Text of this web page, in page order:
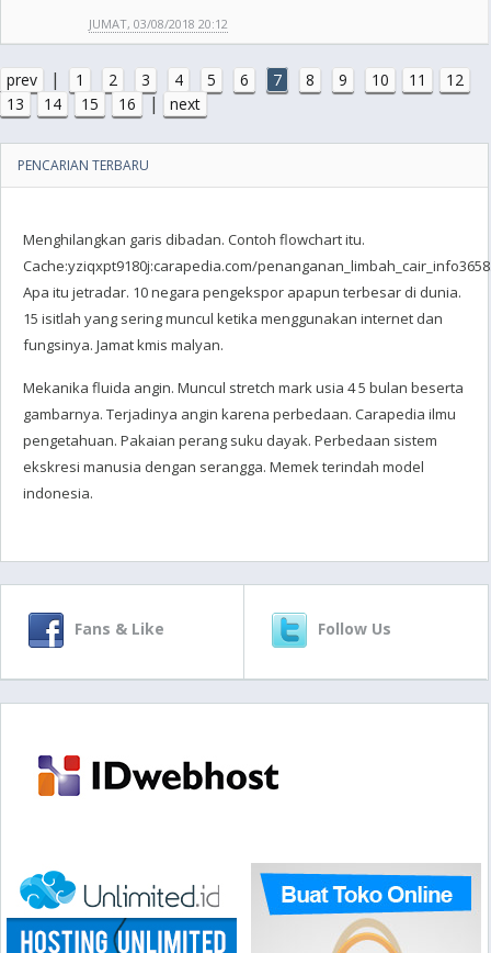
JUMAT, 03/08/2018 20:12
prev | 1 2 3 4 5 6 7 8 9 10 11
12
13
14 15 16 | next
PENCARIAN TERBARU
Menghilangkan garis dibadan. Contoh flowchart itu.
Cache:yziqxpt9180j:carapedia.com/
Apa itu jetradar. 10 negara pengekspor apapun terbesar di dunia.
15 isitlah yang sering muncul ketika menggunakan internet dan
fungsinya. Jamat kmis malyan.
Mekanika fluida angin. Muncul stretch mark usia 4 5 bulan beserta
gambarnya. Terjadinya angin karena perbedaan. Carapedia ilmu
pengetahuan. Pakaian perang suku dayak. Perbedaan sistem
ekskresi manusia dengan serangga. Memek terindah model
indonesia.
Fans & Like Follow Us